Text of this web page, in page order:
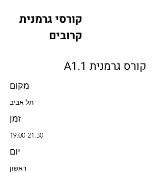
קורסי גרמנית
קרובים
קורס גרמנית A1.1
מקום
תל אביב
זמן
19:00-21:30
יום
ראשון